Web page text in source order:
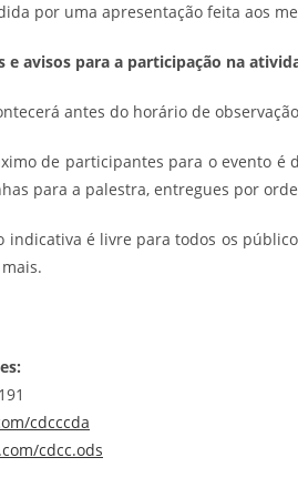
por uma apresentação feita aos
e avisos para a participação na
antes do horário de
de participantes para o evento é
para a palestra, entregues por
indicativa é livre para todos os
cdcccda
cdcc.ods